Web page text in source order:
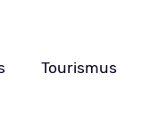
Tourismus